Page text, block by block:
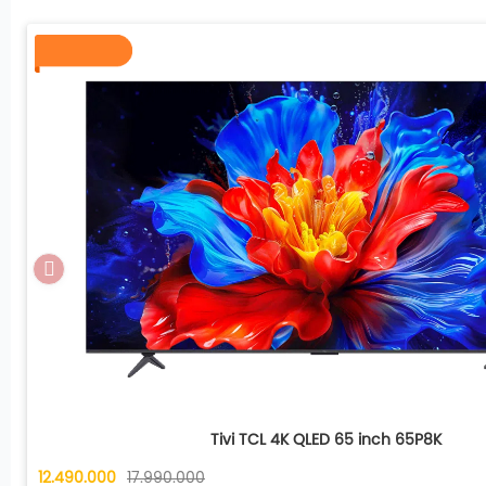
Hệ thống chân đế được thiết kế theo dạng chữ V úp
nhưng vô cùng chắc chắn với chiều rộng sải chân lên
lượng tổng thể kèm chân đế đạt24,6 kg, một con số lý
sự ổn định trên các kệ tivi phòng khách rộng lớn. Đối
Tivi TCL 4K QLED 65 inch 65P8K
12.490.000 17.990.000